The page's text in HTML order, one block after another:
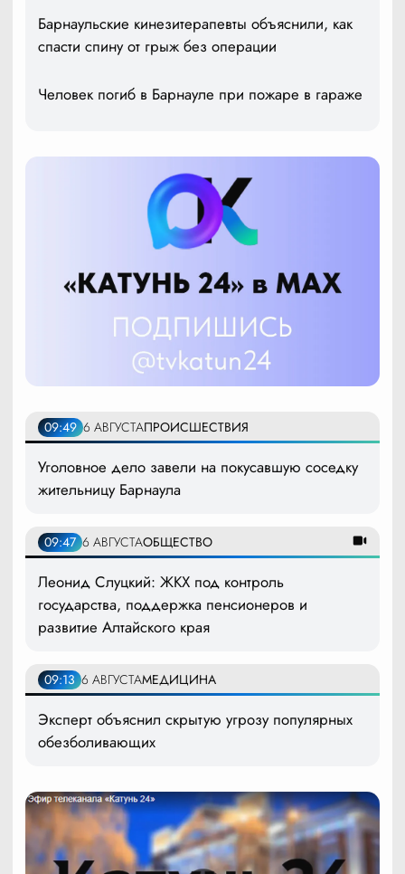
Барнаульские кинезитерапевты объяснили, как
спасти спину от грыж без операции
Человек погиб в Барнауле при пожаре в гараже
09:49 6 АВГУСТАПРОИСШЕСТВИЯ
Уголовное дело завели на покусавшую соседку
жительницу Барнаула
09:47 6 АВГУСТАОБЩЕСТВО
Леонид Слуцкий: ЖКХ под контроль
государства, поддержка пенсионеров и
развитие Алтайского края
09:13 6 АВГУСТАМЕДИЦИНА
Эксперт объяснил скрытую угрозу популярных
обезболивающих